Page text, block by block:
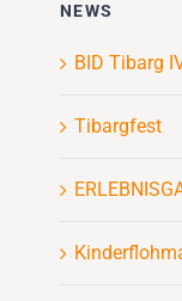
NEWS
BID Tibarg
Tibargfest